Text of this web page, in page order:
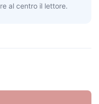
al centro il lettore.